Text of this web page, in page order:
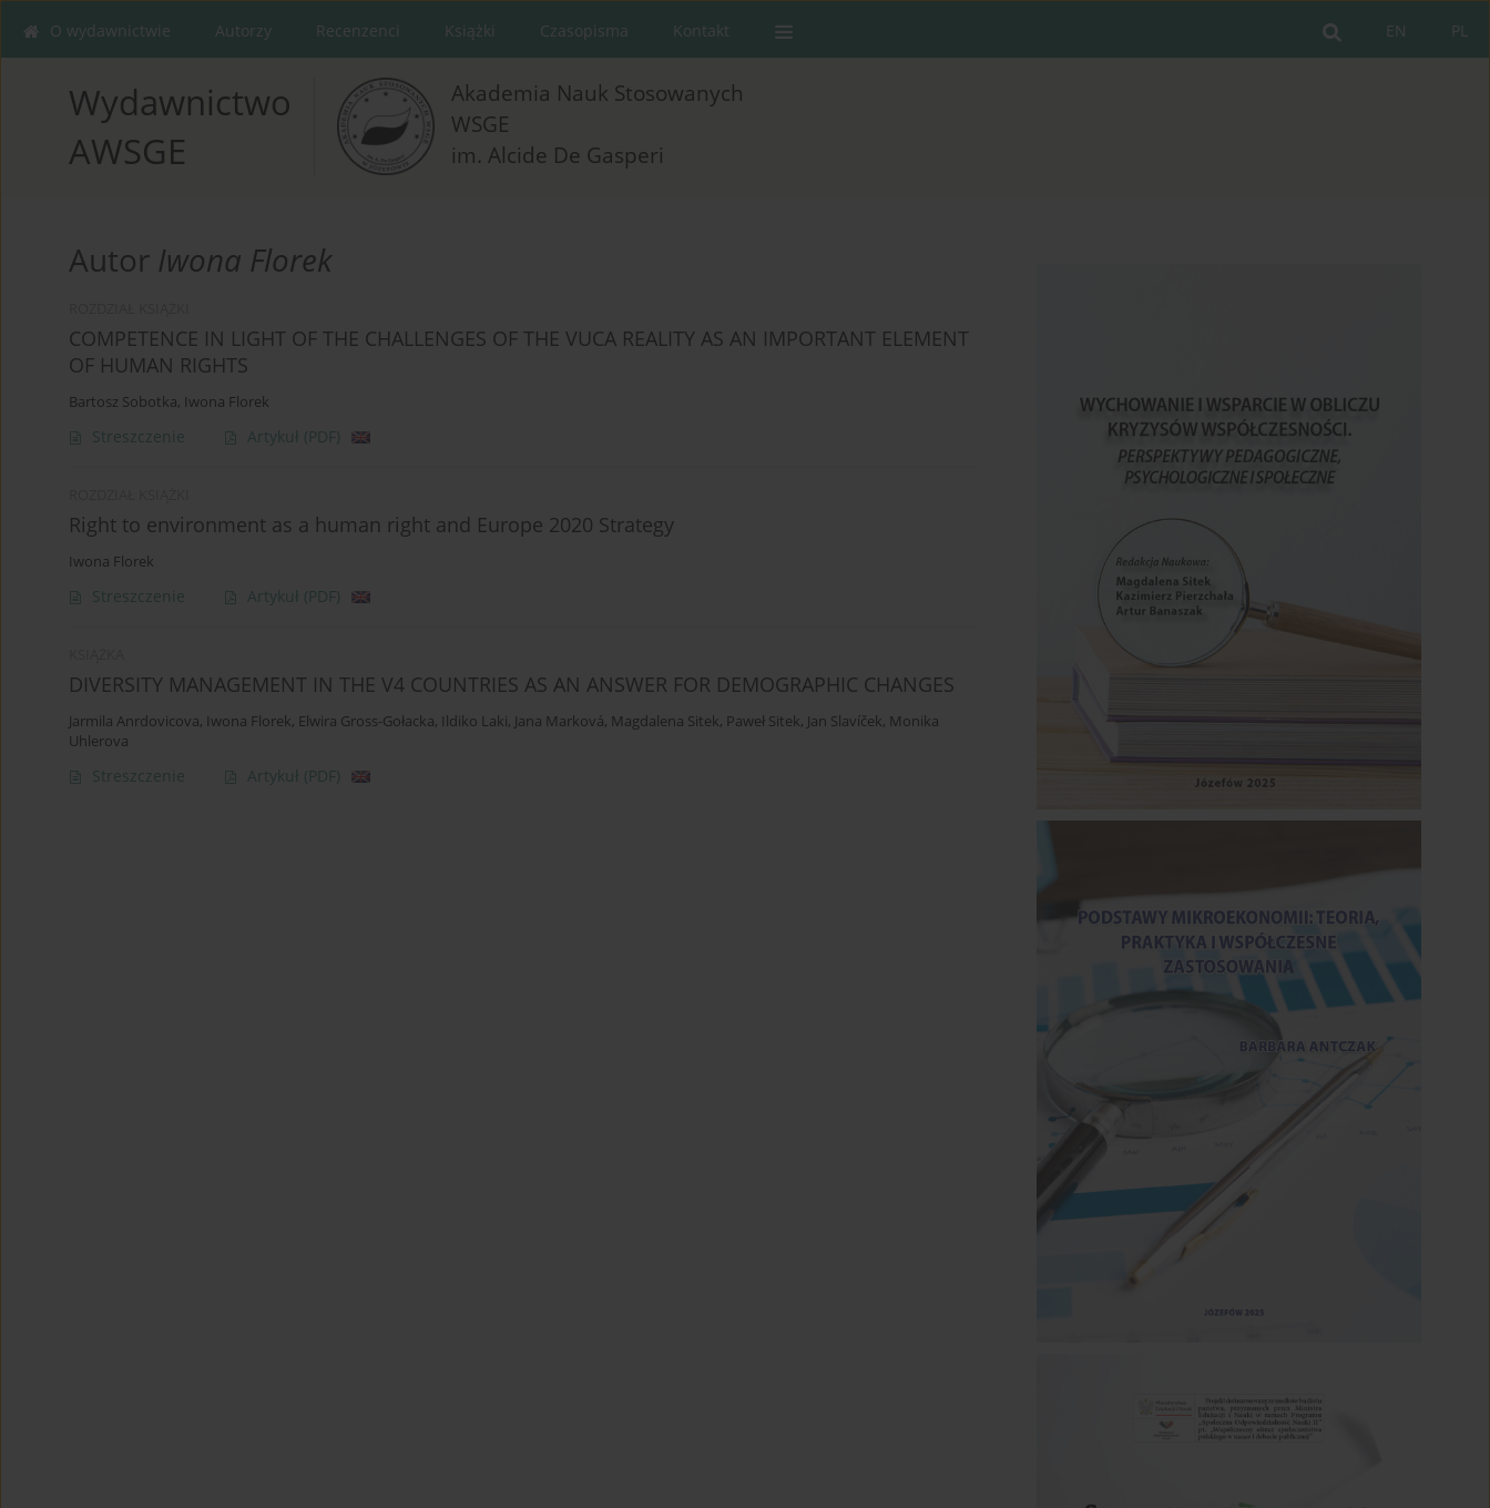
PL
EN
O wydawnictwie Autorzy Recenzenci Książki Czasopisma Kontakt
Wydawnictwo
AWSGE
Akademia Nauk Stosowanych
WSGE
im. Alcide De Gasperi
Autor Iwona Florek
COMPETENCE IN LIGHT OF THE CHALLENGES OF THE VUCA REALITY AS AN IMPORTANT ELEMENT
OF HUMAN RIGHTS
Bartosz Sobotka, Iwona Florek
Streszczenie Artykuł (PDF)
Right to environment as a human right and Europe 2020 Strategy
Iwona Florek
Streszczenie Artykuł (PDF)
DIVERSITY MANAGEMENT IN THE V4 COUNTRIES AS AN ANSWER FOR DEMOGRAPHIC CHANGES
Jarmila Anrdovicova, Iwona Florek, Elwira Gross-Gołacka, Ildiko Laki, Jana Marková, Magdalena Sitek, Paweł Sitek, Jan Slavíček, Monika
Uhlerova
Streszczenie Artykuł (PDF)